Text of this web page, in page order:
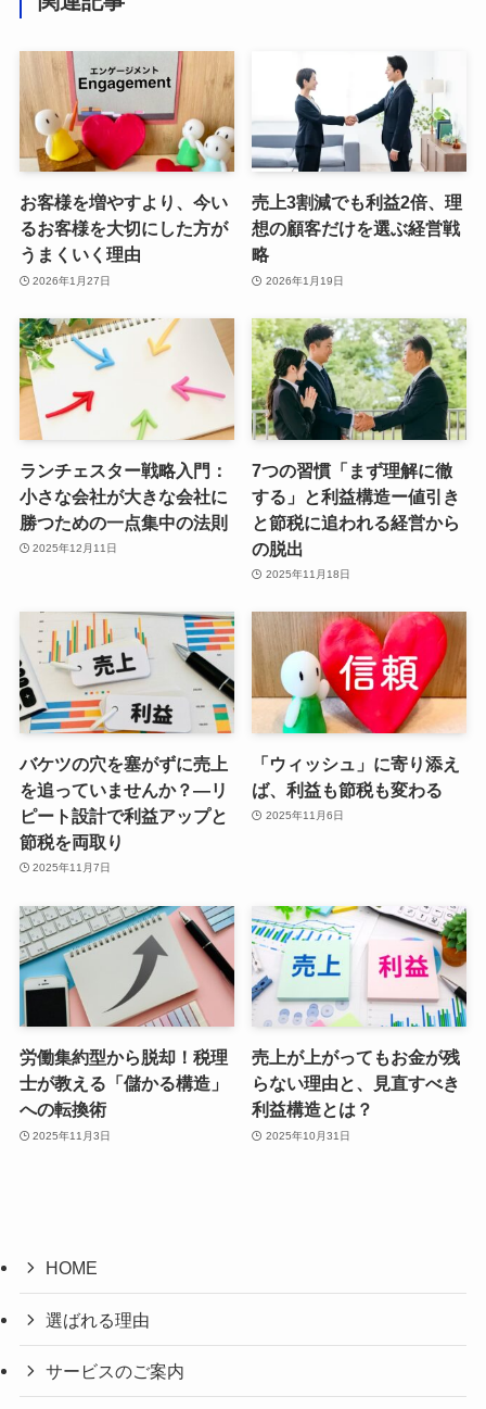
お客様を増やすより、今い
るお客様を大切にした方が
うまくいく理由
2026年1月27日
売上3割減でも利益2倍、理
想の顧客だけを選ぶ経営戦
略
2026年1月19日
ランチェスター戦略入門：
小さな会社が大きな会社に
勝つための一点集中の法則
2025年12月11日
7つの習慣「まず理解に徹
する」と利益構造ー値引き
と節税に追われる経営から
の脱出
2025年11月18日
バケツの穴を塞がずに売上
を追っていませんか？―リ
ピート設計で利益アップと
節税を両取り
2025年11月7日
「ウィッシュ」に寄り添え
ば、利益も節税も変わる
2025年11月6日
労働集約型から脱却！税理
士が教える「儲かる構造」
への転換術
2025年11月3日
売上が上がってもお金が残
らない理由と、見直すべき
利益構造とは？
2025年10月31日
HOME
選ばれる理由
サービスのご案内